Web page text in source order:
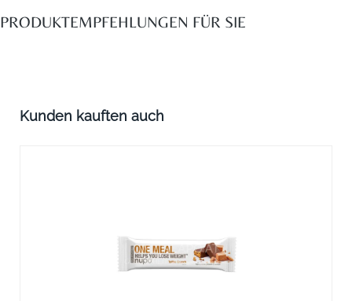
PRODUKTEMPFEHLUNGEN FÜR SIE
Produktgalerie überspringen
Kunden kauften auch